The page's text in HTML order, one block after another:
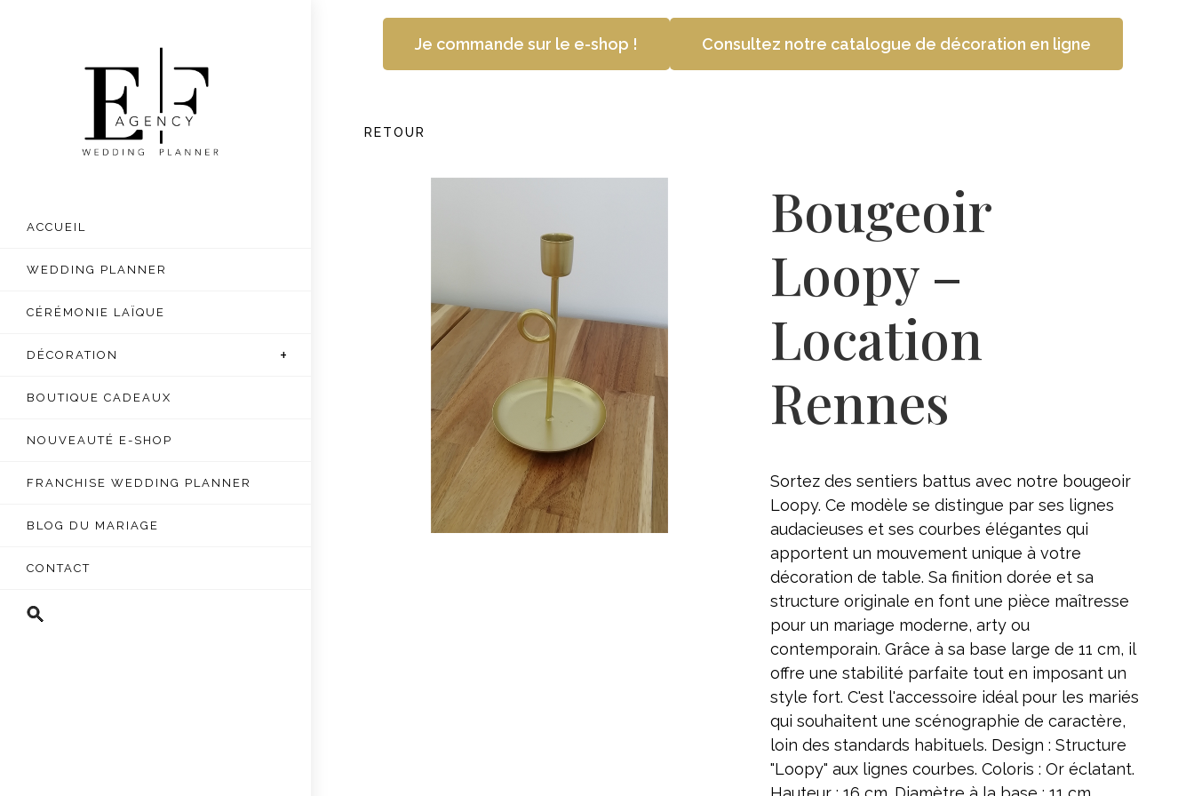
ACCUEIL
WEDDING PLANNER
CÉRÉMONIE LAÏQUE
DÉCORATION
BOUTIQUE CADEAUX
NOUVEAUTÉ E-SHOP
FRANCHISE WEDDING PLANNER
BLOG DU MARIAGE
CONTACT
Je commande sur le e-shop ! Consultez notre catalogue de décoration en ligne
RETOUR
Bougeoir
Loopy –
Location
Rennes
Sortez des sentiers battus avec notre bougeoir
Loopy. Ce modèle se distingue par ses lignes
audacieuses et ses courbes élégantes qui
apportent un mouvement unique à votre
décoration de table. Sa finition dorée et sa
structure originale en font une pièce maîtresse
pour un mariage moderne, arty ou
contemporain. Grâce à sa base large de 11 cm, il
offre une stabilité parfaite tout en imposant un
style fort. C'est l'accessoire idéal pour les mariés
qui souhaitent une scénographie de caractère,
loin des standards habituels. Design : Structure
"Loopy" aux lignes courbes. Coloris : Or éclatant.